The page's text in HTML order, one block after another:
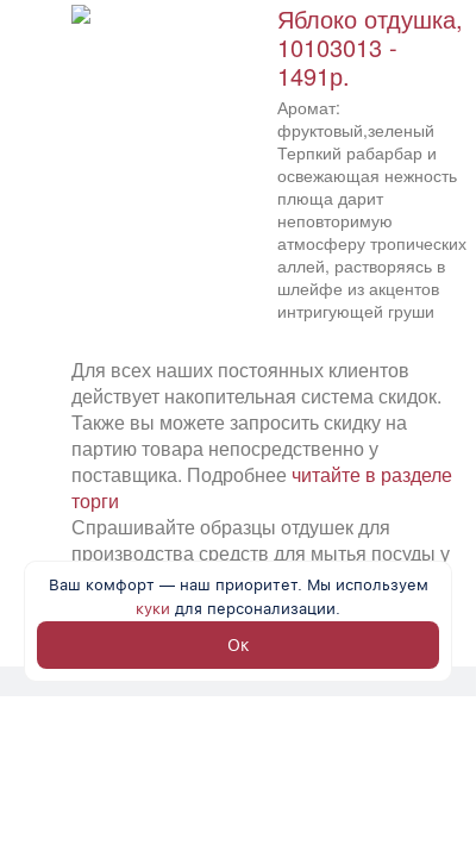
Яблоко отдушка,
10103013 -
1491р.
Аромат:
фруктовый,зеленый
Терпкий рабарбар и
освежающая нежность
плюща дарит
неповторимую
атмосферу тропических
аллей, растворяясь в
шлейфе из акцентов
интригующей груши
Для всех наших постоянных клиентов
действует накопительная система скидок.
Также вы можете запросить скидку на
партию товара непосредственно у
поставщика. Подробнее читайте в разделе
торги
Спрашивайте образцы отдушек для
производства средств для мытья посуды у
вашего менеджера
Ваш комфорт — наш приоритет. Мы используем
куки для персонализации.
Ок